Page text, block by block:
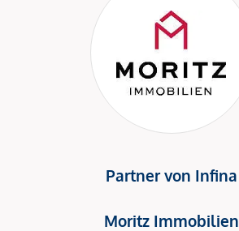
Partner von Infina
Moritz Immobilien